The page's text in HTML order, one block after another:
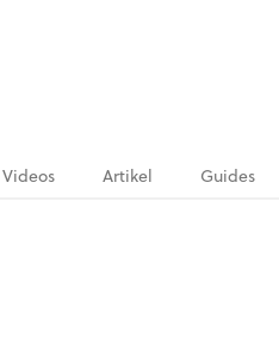
Videos Artikel Guides